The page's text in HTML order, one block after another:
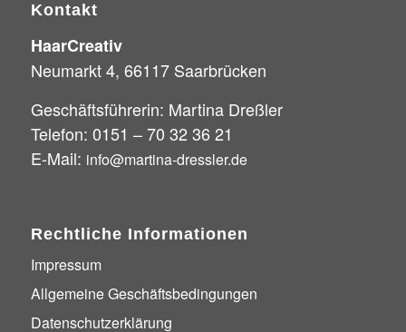
Kontakt
HaarCreativ
Neumarkt 4, 66117 Saarbrücken
Geschäftsführerin: Martina Dreßler
Telefon: 0151 – 70 32 36 21
E-Mail: info@martina-dressler.de
Rechtliche Informationen
Impressum
Allgemeine Geschäftsbedingungen
Datenschutzerklärung